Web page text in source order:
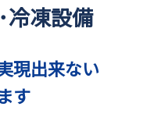
冷凍設備
現出来ない
す